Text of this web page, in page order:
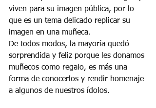
viven para su imagen pública, por lo
que es un tema delicado replicar su
imagen en una muñeca.
De todos modos, la mayoría quedó
sorprendida y feliz porque les donamos
muñecos como regalo, es más una
forma de conocerlos y rendir homenaje
a algunos de nuestros ídolos.